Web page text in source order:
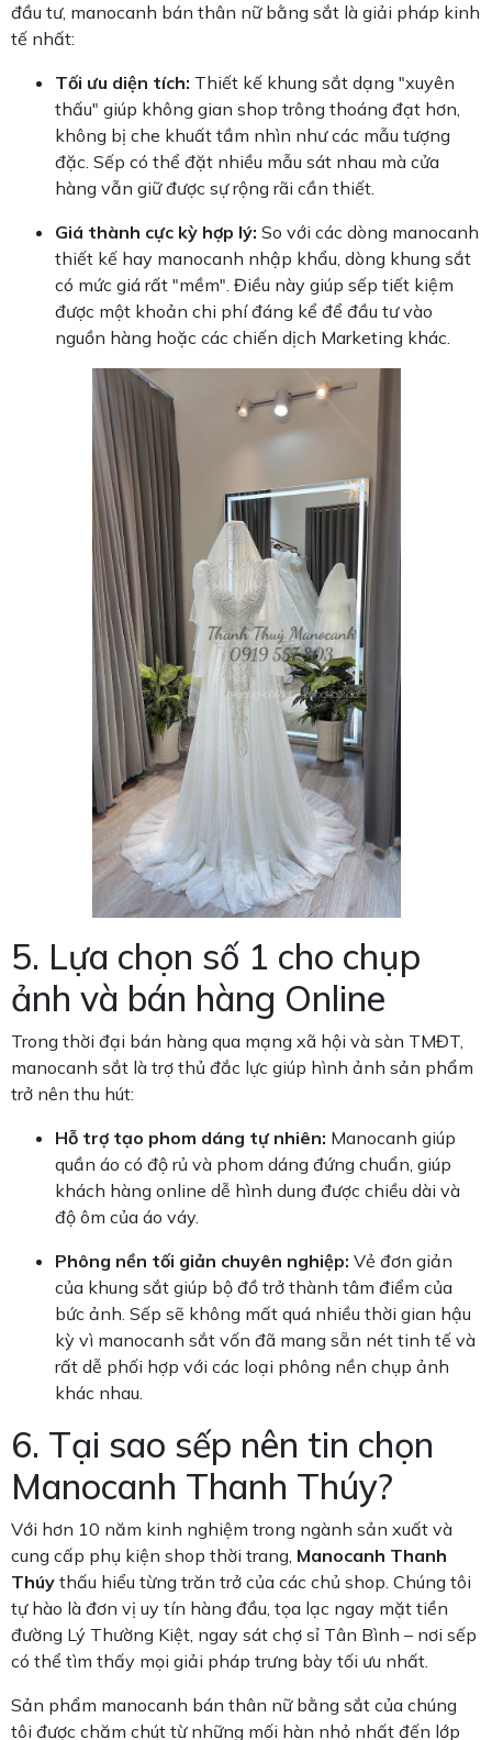
đầu tư, manocanh bán thân nữ bằng sắt là giải pháp kinh
tế nhất:
Tối ưu diện tích: Thiết kế khung sắt dạng "xuyên
thấu" giúp không gian shop trông thoáng đạt hơn,
không bị che khuất tầm nhìn như các mẫu tượng
đặc. Sếp có thể đặt nhiều mẫu sát nhau mà cửa
hàng vẫn giữ được sự rộng rãi cần thiết.
Giá thành cực kỳ hợp lý: So với các dòng manocanh
thiết kế hay manocanh nhập khẩu, dòng khung sắt
có mức giá rất "mềm". Điều này giúp sếp tiết kiệm
được một khoản chi phí đáng kể để đầu tư vào
nguồn hàng hoặc các chiến dịch Marketing khác.
5. Lựa chọn số 1 cho chụp
ảnh và bán hàng Online
Trong thời đại bán hàng qua mạng xã hội và sàn TMĐT,
manocanh sắt là trợ thủ đắc lực giúp hình ảnh sản phẩm
trở nên thu hút:
Hỗ trợ tạo phom dáng tự nhiên: Manocanh giúp
quần áo có độ rủ và phom dáng đứng chuẩn, giúp
khách hàng online dễ hình dung được chiều dài và
độ ôm của áo váy.
Phông nền tối giản chuyên nghiệp: Vẻ đơn giản
của khung sắt giúp bộ đồ trở thành tâm điểm của
bức ảnh. Sếp sẽ không mất quá nhiều thời gian hậu
kỳ vì manocanh sắt vốn đã mang sẵn nét tinh tế và
rất dễ phối hợp với các loại phông nền chụp ảnh
khác nhau.
6. Tại sao sếp nên tin chọn
Manocanh Thanh Thúy?
Với hơn 10 năm kinh nghiệm trong ngành sản xuất và
cung cấp phụ kiện shop thời trang, Manocanh Thanh
Thúy thấu hiểu từng trăn trở của các chủ shop. Chúng tôi
tự hào là đơn vị uy tín hàng đầu, tọa lạc ngay mặt tiền
đường Lý Thường Kiệt, ngay sát chợ sỉ Tân Bình – nơi sếp
có thể tìm thấy mọi giải pháp trưng bày tối ưu nhất.
Sản phẩm manocanh bán thân nữ bằng sắt của chúng
tôi được chăm chút từ những mối hàn nhỏ nhất đến lớp